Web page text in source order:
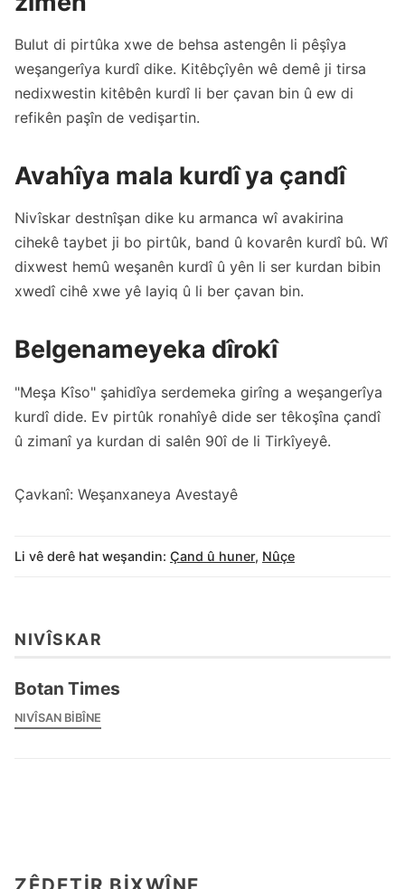
Bulut di pirtûka xwe de behsa astengên li pêşîya
weşangerîya kurdî dike. Kitêbçîyên wê demê ji tirsa
nedixwestin kitêbên kurdî li ber çavan bin û ew di
refikên paşîn de vedişartin.
Avahîya mala kurdî ya çandî
Nivîskar destnîşan dike ku armanca wî avakirina
cihekê taybet ji bo pirtûk, band û kovarên kurdî bû. Wî
dixwest hemû weşanên kurdî û yên li ser kurdan bibin
xwedî cihê xwe yê layiq û li ber çavan bin.
Belgenameyeka dîrokî
"Meşa Kîso" şahidîya serdemeka girîng a weşangerîya
kurdî dide. Ev pirtûk ronahîyê dide ser têkoşîna çandî
û zimanî ya kurdan di salên 90î de li Tirkîyeyê.
Çavkanî: Weşanxaneya Avestayê
Li vê derê hat weşandin: Çand û huner, Nûçe
NIVÎSKAR
Botan Times
NIVÎSAN BIBÎNE